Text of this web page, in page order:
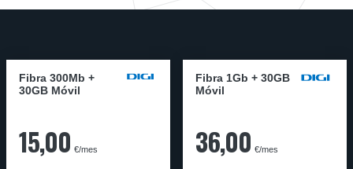
Fibra 300Mb +
30GB Móvil
15,00 €/mes
Fibra 1Gb + 30GB
Móvil
36,00 €/mes